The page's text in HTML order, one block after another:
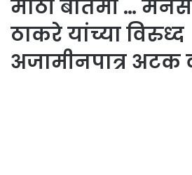
मोठी बातमी …
ठाकरे यांच्या विरुध्द
अजामीनपात्र अटक